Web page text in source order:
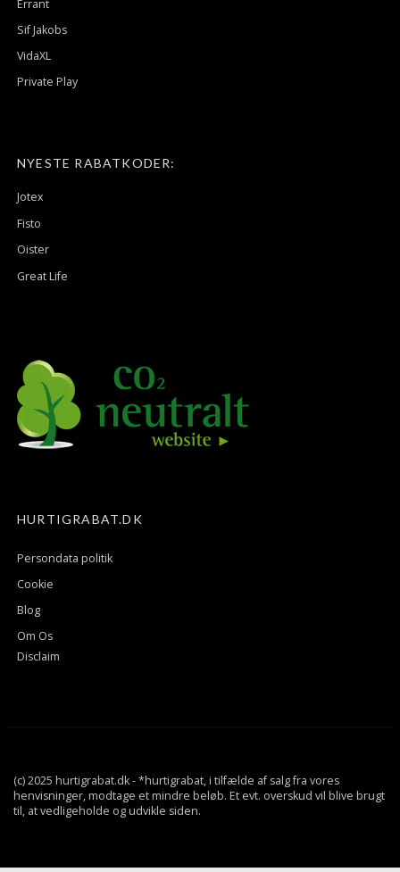
Errant
Sif Jakobs
VidaXL
Private Play
NYESTE RABATKODER:
Jotex
Fisto
Oister
Great Life
HURTIGRABAT.DK
Persondata politik
Cookie
Blog
Om Os
Disclaim
(c) 2025 hurtigrabat.dk - *hurtigrabat, i tilfælde af salg fra vores
henvisninger, modtage et mindre beløb. Et evt. overskud vil blive brugt
til, at vedligeholde og udvikle siden.